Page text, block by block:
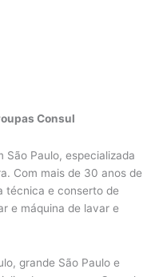
Consul
São Paulo, especializada
Com mais de 30 anos de
técnica e conserto de
e máquina de lavar e
grande São Paulo e